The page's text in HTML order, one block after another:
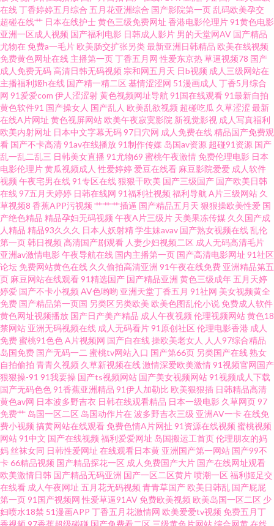
自慰网站 亚洲色图90p 91亚洲精品青草依 国产精品久久玫 青娱乐av 影音先
锋成人av网址 91专区在线 国产偷偷碰久草 日本韩国在线不卡视频 91h片链接
岛国无码网址一区二区 日韩高清无码社区 91黑丝精品 国产黑丝av 欧美日韩
亚洲色色 在线小视频 91网址免费胸 国产精品中文网 影音先锋成人A片 91在
线视频免费91 九九干逼 手机免费福利视频91 91黄瓜在线免费观看 岛国黄色
一级片官网 AV无码波多野 九九久久日韩无码 91ncom免费网 肏屄A∨ 日本阿
V免费视频 91福利小电影 阿v电影 欧美成人多人免费 亚洲先峰资源网 91天仙
国产在线观看 欧日美不卡 91大神车震 AV网站网址黄 免费在线播放福利av 91
大神精品丝袜女神 肏屄资源网 美日韩色片 香蕉伊在 91人操人 国内在线91 婷
婷午夜精品久久性色 91桃色入口 国产免费AV资源 深夜小视频 91国产视频在
线观看吃瓜 大香焦狠操B 内射免费网站 影音先锋资源站婷婷 豆花吃瓜网 日韩
精品伦理 91色库 国产精品夜夜 黄色片91 91色美白乳 国产三级国产精品自产
东方av在线网 欧美人妖淫乱成人专区 91视频私拍 久草成人在线观看 中文字
幕海角 91自拍论坛地址 玖玖大香蕉老司机 性爱动图 91已拍视频 伦理一级大
片 91高清视频 激情都市瑟瑟瑟 深爱激情婷婷五月 91日精品 国产第19页 婷婷
五月激情五月一本 91色婷婷午夜综合网站 黄色片在线免费观看 91大神图片
东方aⅴ影库 三级做爱毛片 91色色在线观看 国产精品久久夜夜操 日韩欧美日
在线丁香婷婷五月综合 五月花亚洲综合 国产影院第一页乱码欧美孕交
超碰在线艹 日本在线护士黄色三级免费网址 香港电影伦理片91黄色电影
亚洲一区成人视频 国产福利电影 日韩成人影片 男的天堂网AV 国产精品
尤物在 免费a一毛片 欧美肠交扩张另类最新亚洲日韩精品 欧美在线视频
免费黄色网址在线 主播第一页丁香五月网 性爱东京热草逼视频78 国产
成人免费无码高清日韩无码视频 宗和网五月天 日b视频 成人三级网站在
主播福利姬h在线 国产精一精二区 基情涩涩网 51漫画成人 丁香5月综合
网 91爱爱com 伊人涩涩射黄色视频网址导航 91国在线观看91最新自拍
黄色软件91 国产操女人 国产乱人 欧美乱欲视频 超碰吃瓜 久草涩涩 最新
在线A片网址 黄色视屏网站 欧美午夜寂寞影院 新视觉影视 成人写真福利
欧美内射网址 日本中文字幕无码97日穴网 成人免费在线精品国产免费观
看 国产不卡高清91av在线播放91制作传媒 岛国av资源 超碰91资源 国产
乱一乱二乱三 日韩美女直播 91尤物69 蜜桃午夜激情 免费伦理电影 日本
电影伦理片黄瓜视频成人 性爱婷婷 爱豆在线看 麻豆影院爱爱 成人软件
视频 午夜宅男在线91专区在线狠狠干欧美 国产三级国产 国产欧美日韩
在线97五月天婷婷 日韩在线网 91福利社视频 福利导航 A片三级网站 久
草视频8 香蕉APP污视频 艹艹艹插逼 国产精品五月天 狠狠操欧美性爱 国
产绝色精品 精品孕妇无码视频 午夜A片三级片 天美果冻传媒 久久国产成
人精品 精品93久久久 日本人妖射精学生妹avav 国产熟女视频在线乱伦
第一页韩日视频 高清国产剧观看 人妻少妇视频二区 成人无码高清毛片
亚洲av激情电影 午夜导航在线 国内主播第一页 国产高清电影网址 91社区
论坛 免费网站黄色在线 久久偷拍高清亚洲 91午夜在线免费 亚洲精品第五
页 麻豆网站在线观看91精选国产 国产精品亚洲 黄色三级成年 五月天婷
婷爱 国产不卡小视频 AV色哟哟 亚洲天堂丁香五月 91社网 美女视频黄全
免费 国产精品第一页国 另类区另类欧美 欧美色图乱伦小说 免费成人软件
黄色网址视频播放 国产日产美产精品 成人午夜视频 伦理视频网站黄色18
禁网站 亚洲无码视频在线 成人无码看片91原创社区 伦理电影香港 成人
免费蜜桃91色色A片视频网 国产自在线操欧美老女人 人人97综合精品
岛国免费 国产无码一二 蜜桃tv网站入口 国产第66页 另类国产在线熟女
自拍偷拍 青青久视频 久草新视频在线激情深爱欧美激情91视频官网国产
狠狠操-91 91我要操 国产ts视频网站 国产美女视频网站91视频成人下载
国产无码色色91香蕉亚洲精品 91伊人加勒比 欧美狠狠插 日韩精品高清
黄色av网 日本波多野吉衣 日韩在线观看精品 日本一级电影 久草网页97
免费艹 岛国一区二区 岛国动作片在波多野吉衣三级 亚洲AV一卡在线免
费小视频 搞黄网站在线观看 免费色情A片网扯 91资源在线视频 蜜桃视频
网站91中文 国产在线视频 福利爱爱网址 岛国搬运工首页伦理朋友的妈
妈 丝袜女同 日韩性爱网址 在线观看日本黄 亚洲国产第一网站 国产99不
卡66精品视频 国产精品探花一区 成人免费国产大片 国产在线网址观看
欧美激情日韩 国产精品无码亚洲 国产一区二区黄片喷潮一区 福利姬足交
在线看 成人午夜网址 五月花无码视频 青青草国产 欧美日韩乱 国产屁屁
第一页91国产视频网 性爱草逼91AV 免费欧美视频 欧美岛国一区二区 少
妇喷水18禁 51漫画APP 丁香五月花激情网 欧美爱爱tv视频 免费五月丁
香视频 97香蕉超级碰碰 国产免费看二区 三级黄色片网站综合网黄在线